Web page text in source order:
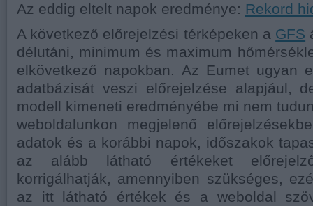
Az eddig eltelt napok eredménye: Rekord
A következő előrejelzési térképeken a GFS
délutáni, minimum és maximum
elkövetkező napokban. Az Eumet ugyan
adatbázisát veszi előrejelzése alapjául,
modell kimeneti eredményébe mi nem
weboldalunkon megjelenő
adatok és a korábbi napok, időszakok
az alább látható értékeket
korrigálhatják, amennyiben szükséges,
az itt látható értékek és a weboldal